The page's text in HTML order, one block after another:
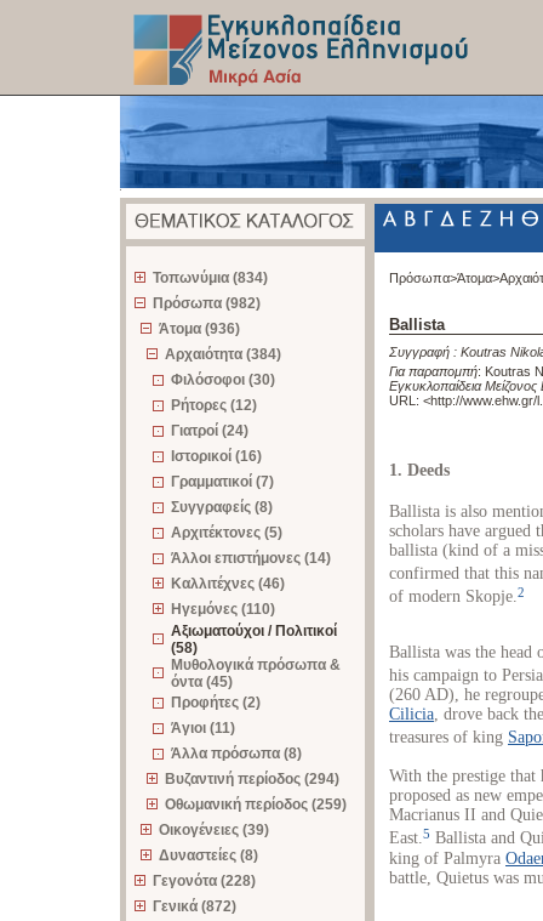
Τοπωνύμια (834)
Πρόσωπα (982)
Άτομα (936)
Αρχαιότητα (384)
Φιλόσοφοι (30)
Ρήτορες (12)
Γιατροί (24)
Ιστορικοί (16)
Γραμματικοί (7)
Συγγραφείς (8)
Αρχιτέκτονες (5)
Άλλοι επιστήμονες (14)
Καλλιτέχνες (46)
Ηγεμόνες (110)
Αξιωματούχοι / Πολιτικοί
(58)
Μυθολογικά πρόσωπα &
όντα (45)
Προφήτες (2)
Άγιοι (11)
Άλλα πρόσωπα (8)
Βυζαντινή περίοδος (294)
Οθωμανική περίοδος (259)
Οικογένειες (39)
Δυναστείες (8)
Γεγονότα (228)
Γενικά (872)
Πρόσωπα>Άτομα>
Ballista
Συγγραφή : Koutras
Για παραπομπή: Koutras
Εγκυκλοπαίδεια
URL: <http://www.ehw.gr/
1. Deeds
Ballista is also
scholars have argued
ballista (kind of a
confirmed that this
of modern Skopje.2
Ballista was the head
his campaign to
(260 AD), he
Cilicia , drove back
treasures of king
With the prestige that
proposed as new
Macrianus II and
East.5 Ballista and
king of Palmyra
battle, Quietus was